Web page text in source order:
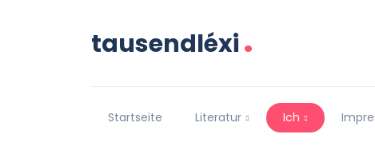
tausendléxi.
Startseite Literatur Ich